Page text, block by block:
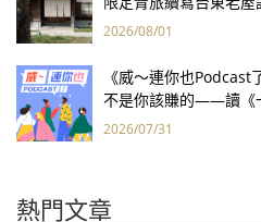
2026/08/01
《威～連你也Podcast
不是你該賺的——讀《
2026/07/31
熱門文章